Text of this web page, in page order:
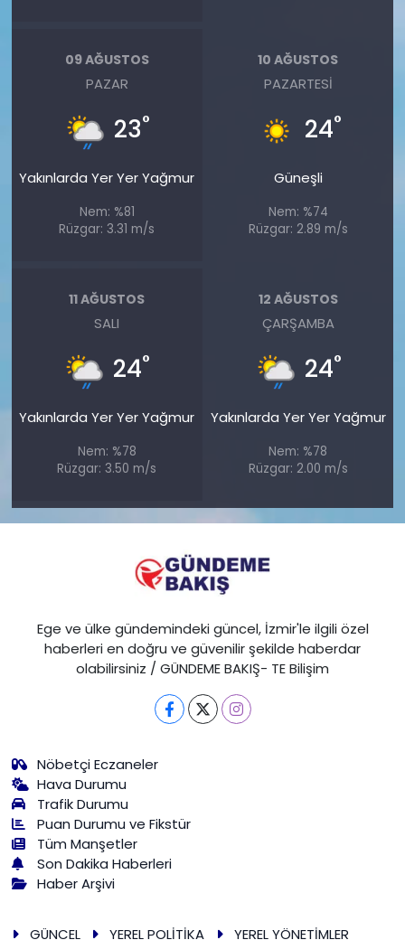
09 AĞUSTOS
PAZAR
23°
Yakınlarda Yer Yer Yağmur
Nem: %81
Rüzgar: 3.31 m/s
10 AĞUSTOS
PAZARTESI
24°
Güneşli
Nem: %74
Rüzgar: 2.89 m/s
11 AĞUSTOS
SALI
24°
Yakınlarda Yer Yer Yağmur
Nem: %78
Rüzgar: 3.50 m/s
12 AĞUSTOS
ÇARŞAMBA
24°
Yakınlarda Yer Yer Yağmur
Nem: %78
Rüzgar: 2.00 m/s
Ege ve ülke gündemindeki güncel, İzmir'le ilgili özel
haberleri en doğru ve güvenilir şekilde haberdar
olabilirsiniz / GÜNDEME BAKIŞ- TE Bilişim
Nöbetçi Eczaneler
Hava Durumu
Trafik Durumu
Puan Durumu ve Fikstür
Tüm Manşetler
Son Dakika Haberleri
Haber Arşivi
GÜNCEL YEREL POLİTİKA YEREL YÖNETİMLER